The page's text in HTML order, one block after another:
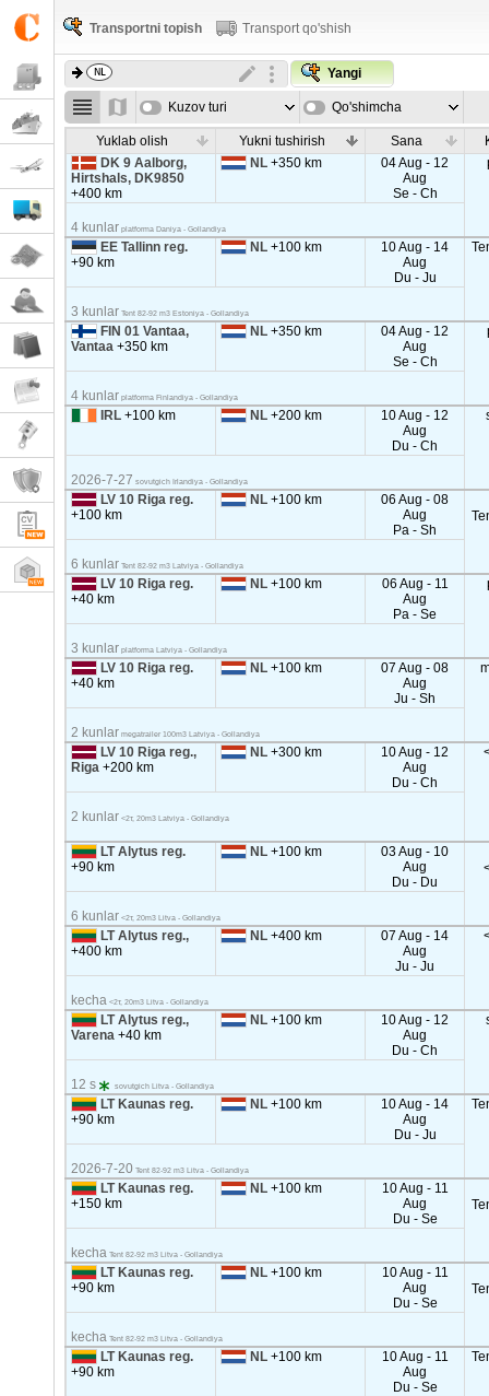
Transportni topish Transport qo'shish
Yangi
Kuzov turi Qo'shimcha
parametrla
Yuklab olish Yukni tushirish Sana
DK 9 Aalborg,
Hirtshals, DK9850
+400 km
NL+350 km
04 Aug - 12
Aug
Se - Ch
4 kunlar platforma Daniya - Gollandiya
EE Tallinn reg.
+90 km
NL+100 km
10 Aug - 14
Aug
Du - Ju
3 kunlar Tent 82-92 m3 Estoniya - Gollandiya
FIN 01 Vantaa,
Vantaa+350 km
NL+350 km
04 Aug - 12
Aug
Se - Ch
4 kunlar platforma Finlandiya - Gollandiya
IRL+100 km NL+200 km
10 Aug - 12
Aug
Du - Ch
2026-7-27 sovutgich Irlandiya - Gollandiya
LV 10 Riga reg.
+100 km
NL+100 km
06 Aug - 08
Aug
Pa - Sh
6 kunlar Tent 82-92 m3 Latviya - Gollandiya
LV 10 Riga reg.
+40 km
NL+100 km
06 Aug - 11
Aug
Pa - Se
3 kunlar platforma Latviya - Gollandiya
LV 10 Riga reg.
+40 km
NL+100 km
07 Aug - 08
Aug
Ju - Sh
2 kunlar megatrailer 100m3 Latviya - Gollandiya
LV 10 Riga reg.,
Riga+200 km
NL+300 km
10 Aug - 12
Aug
Du - Ch
2 kunlar <2т, 20m3 Latviya - Gollandiya
LT Alytus reg.
+90 km
NL+100 km
03 Aug - 10
Aug
Du - Du
6 kunlar <2т, 20m3 Litva - Gollandiya
LT Alytus reg.,
+400 km
NL+400 km
07 Aug - 14
Aug
Ju - Ju
kecha <2т, 20m3 Litva - Gollandiya
LT Alytus reg.,
Varena+40 km
NL+100 km
10 Aug - 12
Aug
Du - Ch
12 s sovutgich Litva - Gollandiya
LT Kaunas reg.
+90 km
NL+100 km
10 Aug - 14
Aug
Du - Ju
2026-7-20 Tent 82-92 m3 Litva - Gollandiya
LT Kaunas reg.
+150 km
NL+100 km
10 Aug - 11
Aug
Du - Se
kecha Tent 82-92 m3 Litva - Gollandiya
LT Kaunas reg.
+90 km
NL+100 km
10 Aug - 11
Aug
Du - Se
kecha Tent 82-92 m3 Litva - Gollandiya
LT Kaunas reg.
+90 km
NL+100 km
10 Aug - 11
Aug
Du - Se